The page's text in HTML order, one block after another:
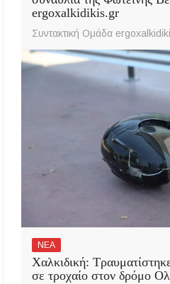
ergoxalkidikis.gr
Συντακτική Ομάδα
ΝΕΑ
Χαλκιδική:
σε τροχαίο στον δρόμο